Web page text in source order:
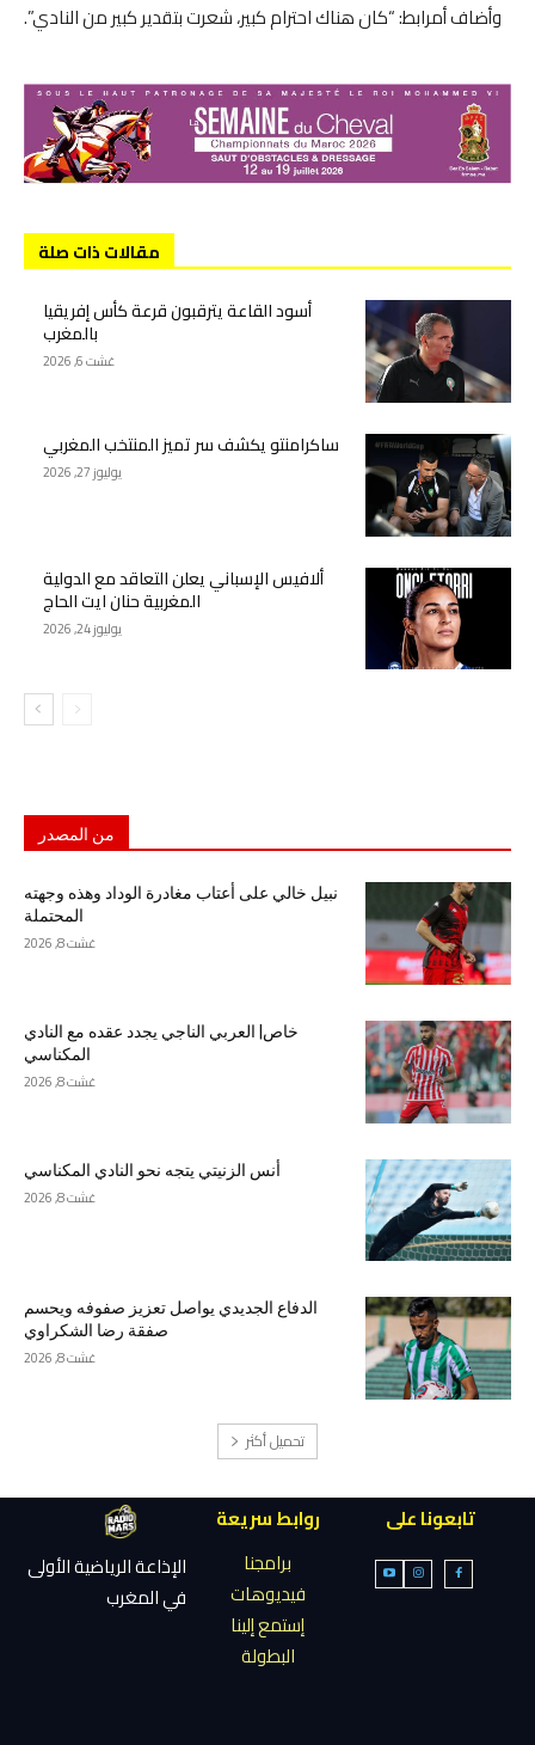
وأضاف أمرابط: “كان هناك احترام كبير، شعرت بتقدير كبير من النادي”.
مقالات ذات صلة
أسود القاعة يترقبون قرعة كأس إفريقيا
بالمغرب
غشت 6, 2026
ساكرامنتو يكشف سر تميز المنتخب المغربي
يوليوز 27, 2026
ألافيس الإسباني يعلن التعاقد مع الدولية
المغربية حنان ايت الحاج
يوليوز 24, 2026
من المصدر
نبيل خالي على أعتاب مغادرة الوداد وهذه وجهته
المحتملة
غشت 8, 2026
خاص| العربي الناجي يجدد عقده مع النادي
المكناسي
غشت 8, 2026
أنس الزنيتي يتجه نحو النادي المكناسي
غشت 8, 2026
الدفاع الجديدي يواصل تعزيز صفوفه ويحسم
صفقة رضا الشكراوي
غشت 8, 2026
تحميل أكثر
تابعونا على
روابط سريعة
برامجنا
فيديوهات
إستمع إلينا
البطولة
الإذاعة الرياضية الأولى
في المغرب